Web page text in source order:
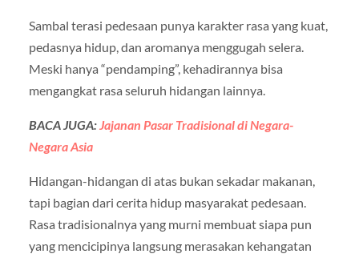
Sambal terasi pedesaan punya karakter rasa yang kuat,
pedasnya hidup, dan aromanya menggugah selera.
Meski hanya “pendamping”, kehadirannya bisa
mengangkat rasa seluruh hidangan lainnya.
BACA JUGA:Jajanan Pasar Tradisional di Negara-
Negara Asia
Hidangan-hidangan di atas bukan sekadar makanan,
tapi bagian dari cerita hidup masyarakat pedesaan.
Rasa tradisionalnya yang murni membuat siapa pun
yang mencicipinya langsung merasakan kehangatan